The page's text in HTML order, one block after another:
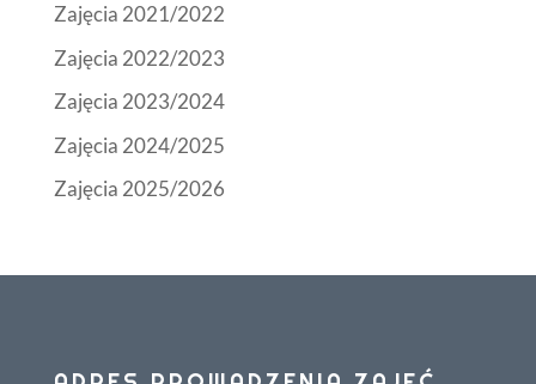
Zajęcia 2021/2022
Zajęcia 2022/2023
Zajęcia 2023/2024
Zajęcia 2024/2025
Zajęcia 2025/2026